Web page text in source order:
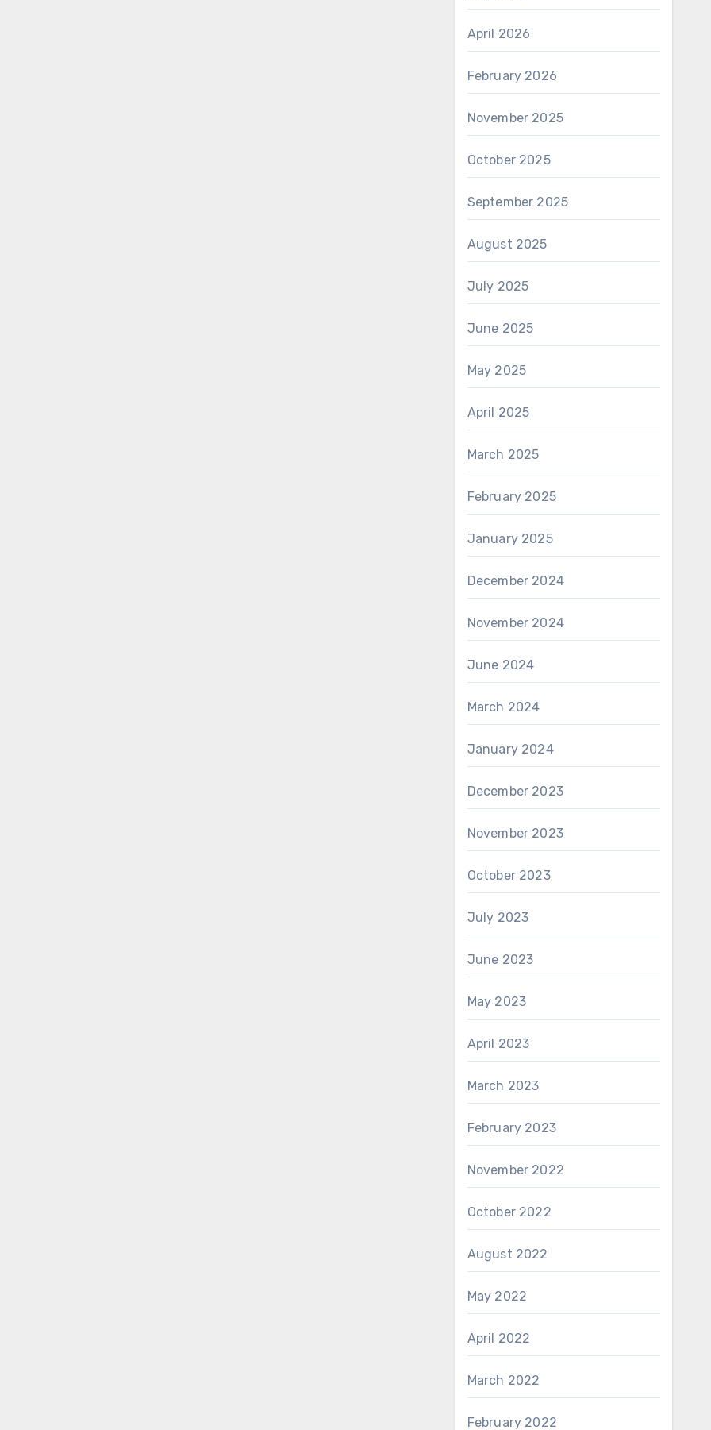
April 2026
February 2026
November 2025
October 2025
September 2025
August 2025
July 2025
June 2025
May 2025
April 2025
March 2025
February 2025
January 2025
December 2024
November 2024
June 2024
March 2024
January 2024
December 2023
November 2023
October 2023
July 2023
June 2023
May 2023
April 2023
March 2023
February 2023
November 2022
October 2022
August 2022
May 2022
April 2022
March 2022
February 2022